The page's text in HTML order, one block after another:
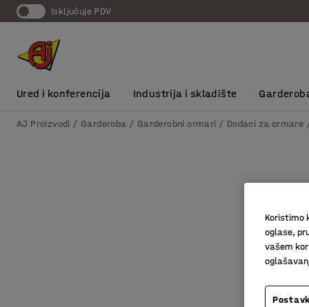
Isključuje PDV
Ured i konferencija Industrija i skladište
AJ Proizvodi Garderoba Garderobni ormari Dodaci za ormare
Koristimo
oglase,
vašem